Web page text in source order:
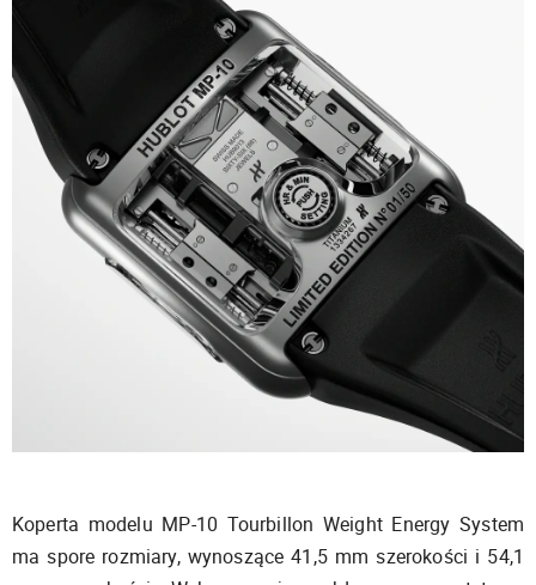
Koperta modelu MP-10 Tourbillon Weight Energy System
ma spore rozmiary, wynoszące 41,5 mm szerokości i 54,1